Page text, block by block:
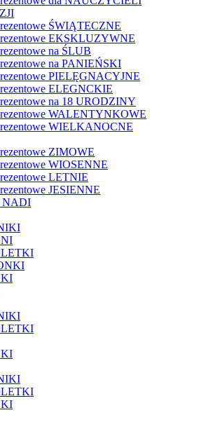
ŚWIĄTECZNE
EKSKLUZYWNE
na ŚLUB
na PANIEŃSKI
PIELĘGNACYJNE
ELEGNCKIE
na 18 URODZINY
WALENTYNKOWE
WIELKANOCNE
ZIMOWE
WIOSENNE
LETNIE
JESIENNE
NADI